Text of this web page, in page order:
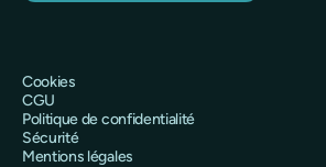
Cookies
CGU
Politique de confidentialité
Sécurité
Mentions légales